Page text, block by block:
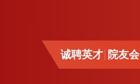
诚聘英才 院友会